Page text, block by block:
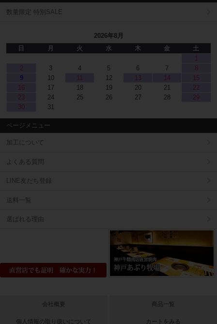
数量限定 特別SALE
2026年8月
日
月 火 水 木 金
土
1
2
3 4 5 6 7
8
9
10 11 12 13 14
15
16
17 18 19 20 21
22
23
24 25 26 27 28
29
30
31
ページメニュー
加工について
よくある質問
LINE友だち登録
送料一覧
選ばれる理由
会社概要 商品一覧
個人情報の取り扱いについて カートをみる